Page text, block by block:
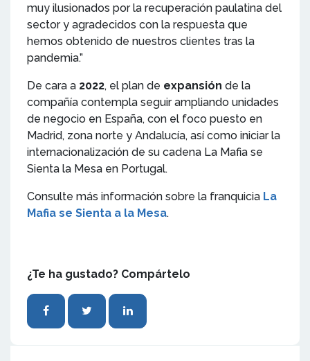
muy ilusionados por la recuperación paulatina del
sector y agradecidos con la respuesta que
hemos obtenido de nuestros clientes tras la
pandemia.”
De cara a 2022, el plan de expansión de la
compañía contempla seguir ampliando unidades
de negocio en España, con el foco puesto en
Madrid, zona norte y Andalucía, así como iniciar la
internacionalización de su cadena La Mafia se
Sienta la Mesa en Portugal.
Consulte más información sobre la franquicia La
Mafia se Sienta a la Mesa.
¿Te ha gustado? Compártelo